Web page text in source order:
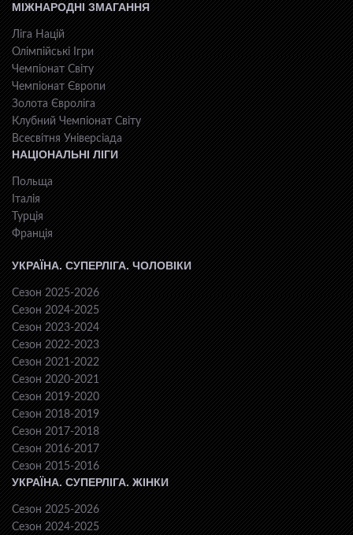
МІЖНАРОДНІ ЗМАГАННЯ
Ліга Націй
Олімпійські Ігри
Чемпіонат Світу
Чемпіонат Європи
Золота Євроліга
Клубний Чемпіонат Світу
Всесвiтня Унiверсiaда
НАЦІОНАЛЬНІ ЛІГИ
Польща
Італія
Турція
Франція
УКРАЇНА. СУПЕРЛІГА. ЧОЛОВІКИ
Сезон 2025-2026
Сезон 2024-2025
Сезон 2023-2024
Сезон 2022-2023
Сезон 2021-2022
Сезон 2020-2021
Сезон 2019-2020
Сезон 2018-2019
Сезон 2017-2018
Сезон 2016-2017
Сезон 2015-2016
УКРАЇНА. СУПЕРЛІГА. ЖІНКИ
Сезон 2025-2026
Сезон 2024-2025